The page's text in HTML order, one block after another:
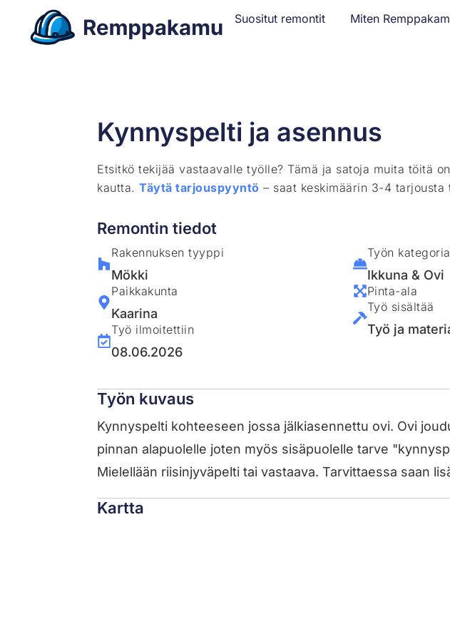
Suositut remontit Miten
Kynnyspelti ja asennus
Etsitkö tekijää vastaavalle työlle? Tämä ja satoja muita töitä
kautta.Täytä tarjouspyyntö – saat keskimäärin 3-4 tarjousta
Remontin tiedot
Rakennuksen tyyppi
Mökki
Paikkakunta
Kaarina
Työ ilmoitettiin
08.06.2026
Työn kategoria
Ikkuna & Ovi
Pinta-ala
Työ sisältää
Työ ja
Työn kuvaus
Kynnyspelti kohteeseen jossa jälkiasennettu ovi. Ovi
pinnan alapuolelle joten myös sisäpuolelle tarve
Mielellään riisinjyväpelti tai vastaava. Tarvittaessa saan
Kartta